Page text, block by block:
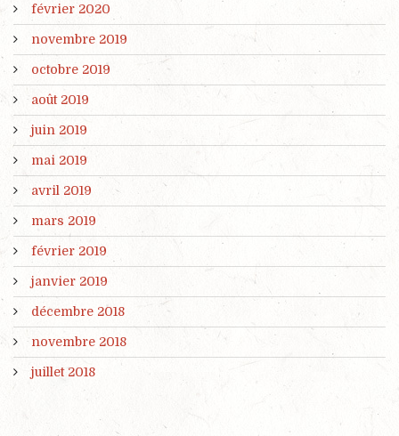
février 2020
novembre 2019
octobre 2019
août 2019
juin 2019
mai 2019
avril 2019
mars 2019
février 2019
janvier 2019
décembre 2018
novembre 2018
juillet 2018